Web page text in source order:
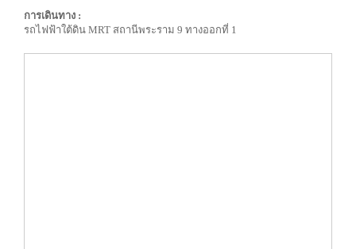
การเดินทาง :
รถไฟฟ้าใต้ดิน MRT สถานีพระราม 9 ทางออกที่ 1